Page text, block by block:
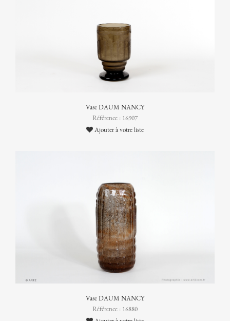
Vase DAUM NANCY
Référence : 16907
Ajouter à votre liste
Vase DAUM NANCY
Référence : 16880